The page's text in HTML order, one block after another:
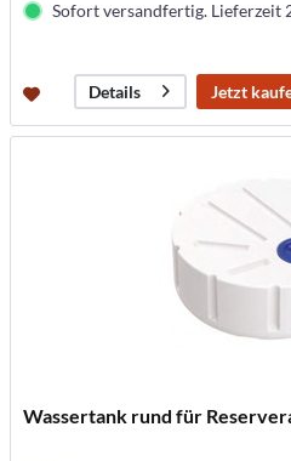
Sofort versandfertig. Lieferzeit
Details Jetzt
Wassertank rund für